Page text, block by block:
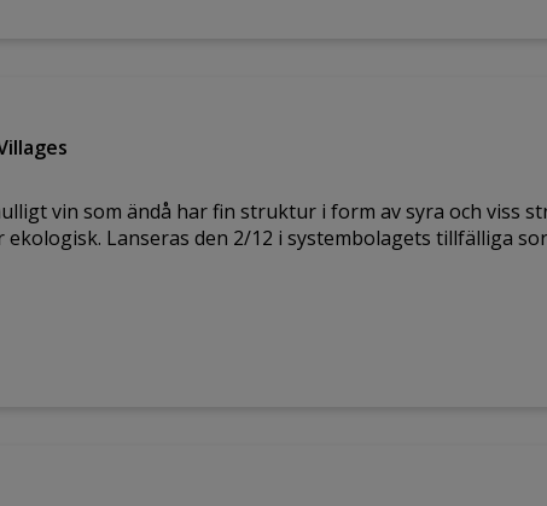
vin som ändå har fin struktur i form av syra och viss
Lanseras den 2/12 i systembolagets tillfälliga